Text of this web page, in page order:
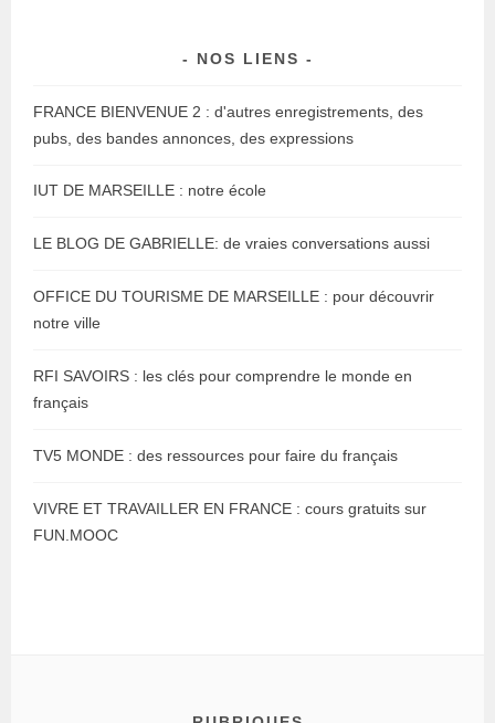
NOS LIENS
FRANCE BIENVENUE 2 : d'autres enregistrements, des
pubs, des bandes annonces, des expressions
IUT DE MARSEILLE : notre école
LE BLOG DE GABRIELLE: de vraies conversations aussi
OFFICE DU TOURISME DE MARSEILLE : pour découvrir
notre ville
RFI SAVOIRS : les clés pour comprendre le monde en
français
TV5 MONDE : des ressources pour faire du français
VIVRE ET TRAVAILLER EN FRANCE : cours gratuits sur
FUN.MOOC